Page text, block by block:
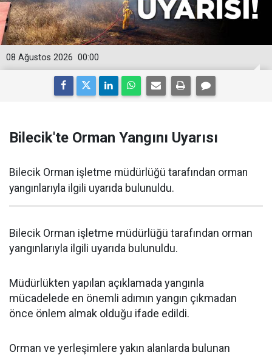
00:00
08 Ağustos 2026
Bilecik'te Orman Yangını Uyarısı
Bilecik Orman işletme müdürlüğü tarafından orman
yangınlarıyla ilgili uyarıda bulunuldu.
Bilecik Orman işletme müdürlüğü tarafından orman
yangınlarıyla ilgili uyarıda bulunuldu.
Müdürlükten yapılan açıklamada yangınla
mücadelede en önemli adımın yangın çıkmadan
önce önlem almak olduğu ifade edildi.
Orman ve yerleşimlere yakın alanlarda bulunan